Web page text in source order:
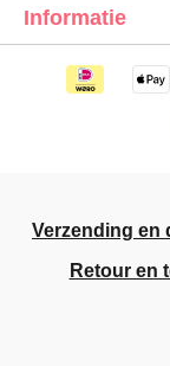
Informatie
Verzending en
Retour en